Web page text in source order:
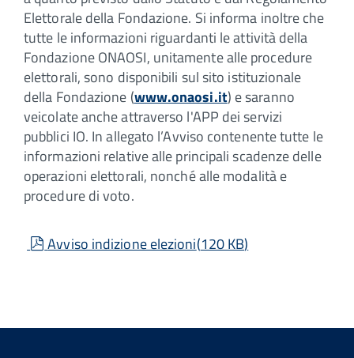
Elettorale della Fondazione. Si informa inoltre che
tutte le informazioni riguardanti le attività della
Fondazione ONAOSI, unitamente alle procedure
elettorali, sono disponibili sul sito istituzionale
della Fondazione (www.onaosi.it) e saranno
veicolate anche attraverso l'APP dei servizi
pubblici IO. In allegato l’Avviso contenente tutte le
informazioni relative alle principali scadenze delle
operazioni elettorali, nonché alle modalità e
procedure di voto.
pdf
Avviso indizione elezioni(120 KB)